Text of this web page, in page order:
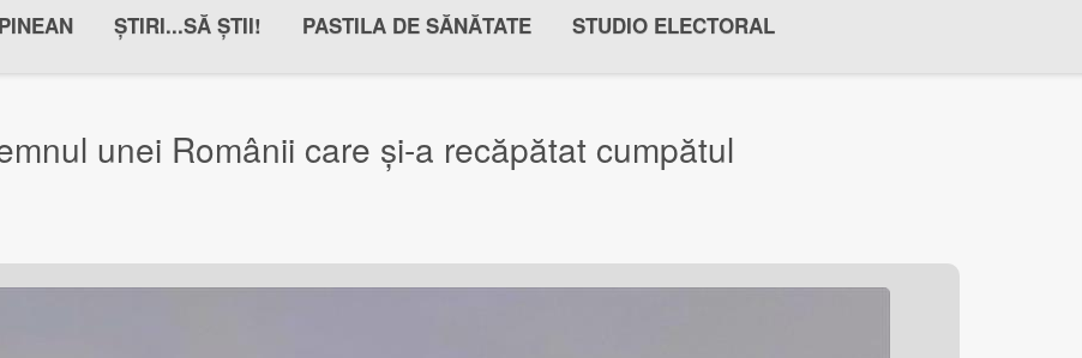
ȘTIRI...SĂ ȘTII! PASTILA DE SĂNĂTATE STUDIO ELECTORAL
unei Românii care și-a recăpătat cumpătul